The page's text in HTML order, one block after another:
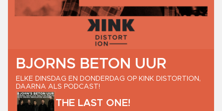
BJORNS BETON UUR
ELKE DINSDAG EN DONDERDAG OP KINK DISTORTION,
DAARNA ALS PODCAST!
THE LAST ONE!